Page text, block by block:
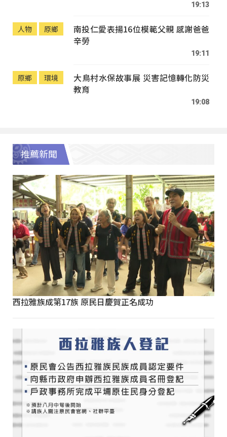
19:13
人物 原鄉
南投仁愛表揚16位模範父親 感謝爸爸
辛勞
19:11
原鄉 環境
大鳥村水保故事展 災害記憶轉化防災
教育
19:08
推薦新聞
西拉雅族成第17族 原民日慶賀正名成功